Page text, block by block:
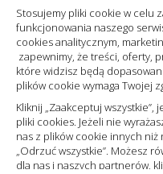
Stosujemy pliki cookie w celu
funkcjonowania naszego
cookies analitycznym,
zapewnimy, że treści, oferty,
które widzisz będą
plików cookie wymaga Twojej
Kliknij „Zaakceptuj wszystkie”,
pliki cookies. Jeżeli nie
nas z plików cookie innych
„Odrzuć wszystkie”. Możesz
dla nas i naszych partnerów,
Administratorem Państwa
o.o. Informacje dotyczące
oraz zasady, na jakich odbywa
Nowa Elektro Sp. z o.o. znajdą